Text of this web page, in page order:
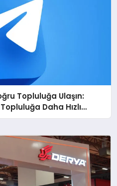
Topluluğa Ulaşın:
Daha Hızlı